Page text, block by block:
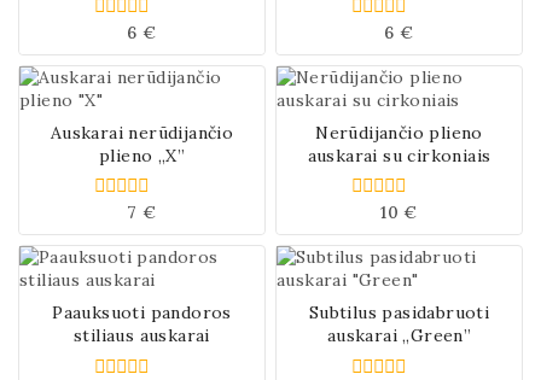
iš
5
6 €
iš
5
6 €
Auskarai nerūdijančio
plieno „X”
iš
5
7 €
Nerūdijančio plieno
auskarai su cirkoniais
iš
5
10 €
Paauksuoti pandoros
stiliaus auskarai
Subtilus pasidabruoti
auskarai „Green”